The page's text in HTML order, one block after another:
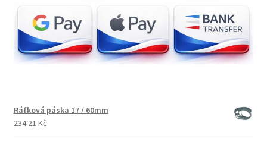
Ráfková páska 17 / 60mm
234.21 Kč